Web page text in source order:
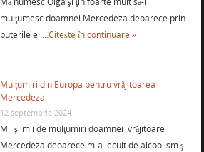
mulţumesc doamnei Mercedeza deoarece prin
puterile ei …Citește în continuare »
Mulţumiri din Europa pentru vrăjitoarea
Mercedeza
12 septembrie 2024
Mii şi mii de mulţumiri doamnei vrăjitoare
Mercedeza deoarece m-a lecuit de alcoolism şi